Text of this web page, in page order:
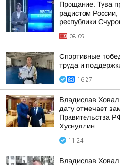
Прощание. Тува
радистом
республики
08:09
Спортивные
труда и
16:27
Владислав
дату отмечает
Правительства
Хуснуллин
11:24
Владислав